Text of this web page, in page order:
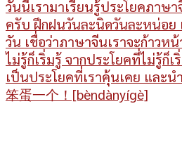
วันนี้เรามาเรียนรู้ประโยคภาษ
ครับ ฝึกฝนวันละนิดวันละหน่อ
วัน เชื่อว่าภาษาจีนเราจะก้าว
ไม่รู้ก็เริ่มรู้ จากประโยคที่ไม่รู้ก็
เป็นประโยคที่เราคุ้นเคย และน
笨蛋一个！[bèndànyígè]